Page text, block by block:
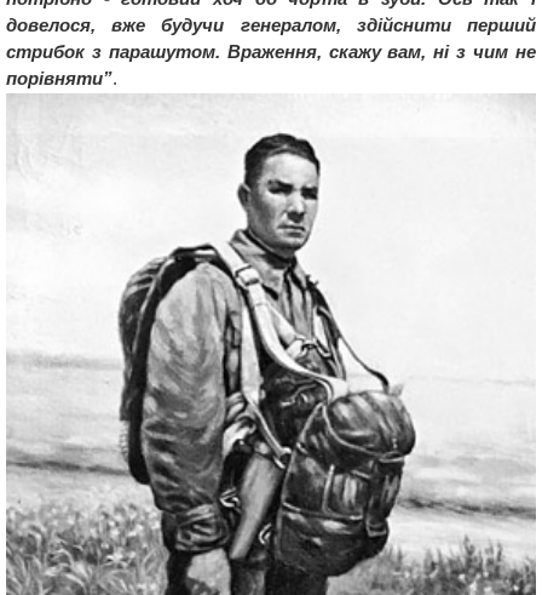
довелося, вже будучи генералом, здійснити перший
стрибок з парашутом. Враження, скажу вам, ні з чим не
порівняти”.